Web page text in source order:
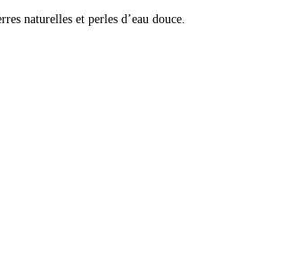
naturelles et perles d’eau douce.